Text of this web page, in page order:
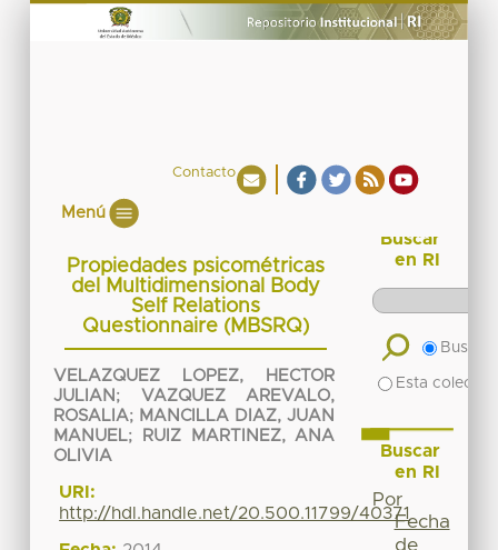
Contacto
Menú
Propiedades psicométricas
del Multidimensional Body
Self Relations
Questionnaire (MBSRQ)
VELAZQUEZ LOPEZ, HECTOR
JULIAN ; VAZQUEZ AREVALO,
ROSALIA; MANCILLA DIAZ, JUAN
MANUEL;
RUIZ MARTINEZ, ANA
OLIVIA
URI:
http://hdl.handle.net/20.500.11799/40371
Buscar
en RI
Buscar
Esta
Buscar
en RI
Por
Fecha
de